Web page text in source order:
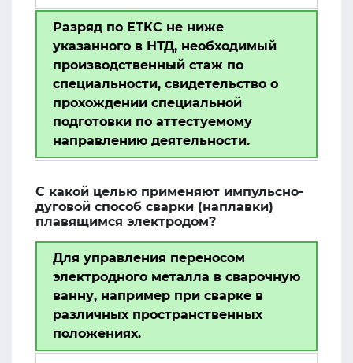
Разряд по ЕТКС не ниже
указанного в НТД, необходимый
производственный стаж по
специальности, свидетельство о
прохождении специальной
подготовки по аттестуемому
направлению деятельности.
С какой целью применяют импульсно-
дуговой способ сварки (наплавки)
плавящимся электродом?
Для управления переносом
электродного металла в сварочную
ванну, например при сварке в
различных пространственных
положениях.